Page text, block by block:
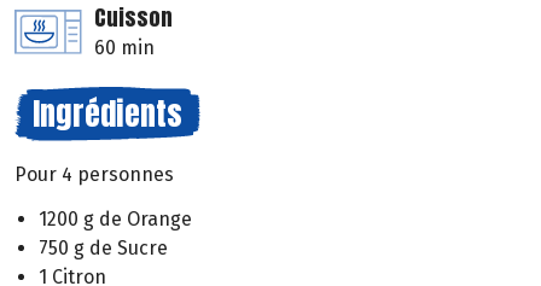
Cuisson
60 min
Ingrédients
Pour 4 personnes
1200 g de Orange
750 g de Sucre
1 Citron